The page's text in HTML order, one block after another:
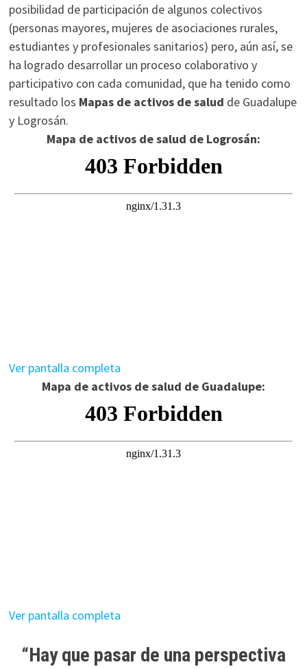
posibilidad de participación de algunos colectivos
(personas mayores, mujeres de asociaciones rurales,
estudiantes y profesionales sanitarios) pero, aún así, se
ha logrado desarrollar un proceso colaborativo y
participativo con cada comunidad, que ha tenido como
resultado los Mapas de activos de salud de Guadalupe
y Logrosán.
Mapa de activos de salud de Logrosán:
Ver pantalla completa
Mapa de activos de salud de Guadalupe:
Ver pantalla completa
“Hay que pasar de una perspectiva